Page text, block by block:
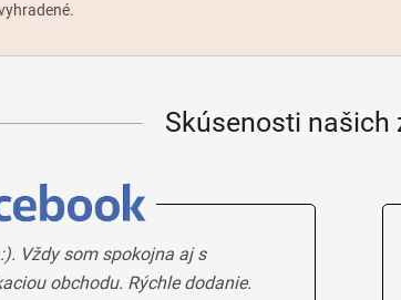
Skúsenosti našich
Vždy som spokojna aj s
obchodu. Rýchle dodanie.